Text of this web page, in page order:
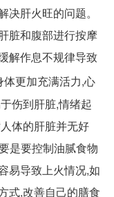
肝火旺的问题。
脏和腹部进行按摩
解作息不规律导致
更加充满活力,心
伤到肝脏,情绪起
体的肝脏并无好
是要控制油腻食物
易导致上火情况,如
式,改善自己的膳食